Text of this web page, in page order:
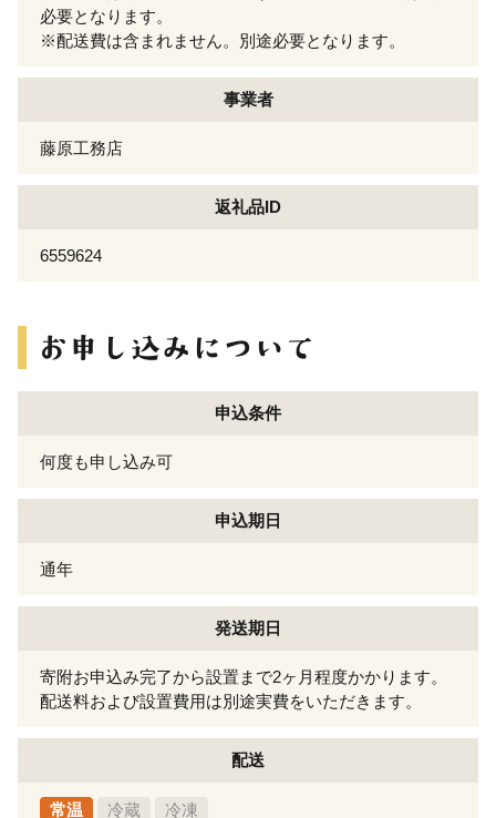
必要となります。
※配送費は含まれません。別途必要となります。
事業者
藤原工務店
返礼品ID
6559624
申込条件
何度も申し込み可
申込期日
通年
発送期日
寄附お申込み完了から設置まで2ヶ月程度かかります。
配送料および設置費用は別途実費をいただきます。
配送
常温 冷蔵 冷凍